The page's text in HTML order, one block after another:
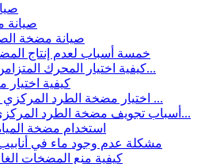
صيانة
صيانة مضخة
خمسة أسباب لعدم إنتاج
كيفية اختيار المحرك المتزامن ذو المغناطيس الدائ...
كيفية
اختيار مضخة الطرد المركزي من نوع الغلاف الأفقي ...
أسباب تجويف مضخة الطرد المركزي واستكشاف الأخطاء...
استخدام مضخة
مشكلة عدم وجود ماء في
كيفية منع المضخات